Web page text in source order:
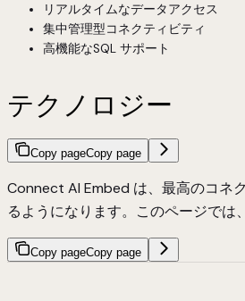
リアルタイムなデータアクセス
集中管理型コネクティビティ
高機能なSQL サポート
テクノロジー
Copy pageCopy page
Connect AI Embed は、最高のコネ
るようになります。このページでは
Copy pageCopy page